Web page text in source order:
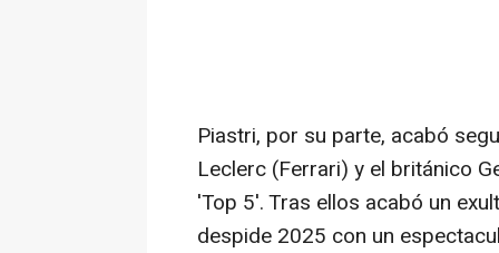
Piastri, por su parte, acabó
Leclerc (Ferrari) y el británico
'Top 5'. Tras ellos acabó un
despide 2025 con un